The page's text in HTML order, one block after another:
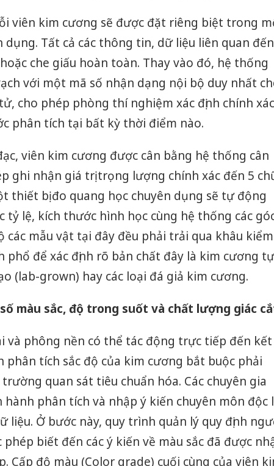
viên kim cương sẽ được đặt riêng biệt trong
dụng. Tất cả các thông tin, dữ liệu liên quan đến
che giấu hoàn toàn. Thay vào đó, hệ thống
với một mã số nhận dạng nội bộ duy nhất
cho phép phòng thí nghiệm xác định chính xác
phân tích tại bất kỳ thời điểm nào.
viên kim cương được cân bằng hệ thống cân
ghi nhận giá trị trọng lượng chính xác đến 5
thiết bị đo quang học chuyên dụng sẽ tự động
tỷ lệ, kích thước hình học cùng hệ thống các
các mẫu vật tại đây đều phải trải qua khâu kiểm
phổ để xác định rõ bản chất đây là kim cương tự
(lab-grown) hay các loại đá giả kim cương.
màu sắc, độ trong suốt và chất lượng giác
và phông nền có thể tác động trực tiếp đến kết
phân tích sắc độ của kim cương bắt buộc phải
quan sát tiêu chuẩn hóa. Các chuyên gia
hành phân tích và nhập ý kiến chuyên môn độc
liệu. Ở bước này, quy trình quản lý quy định
biết đến các ý kiến về màu sắc đã được
Cấp độ màu (Color grade) cuối cùng của viên